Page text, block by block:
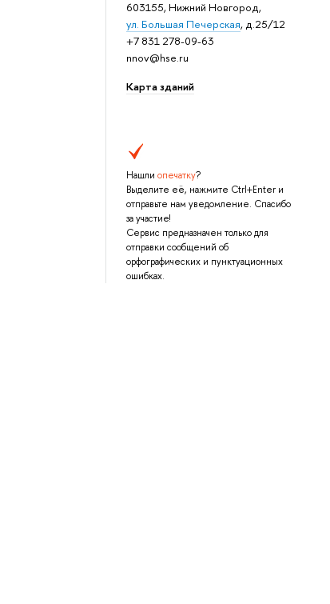
603155, Нижний Новгород,
ул. Большая Печерская, д.25/12
+7 831 278-09-63
nnov@hse.ru
Карта зданий
Нашли опечатку?
Выделите её, нажмите Ctrl+Enter и
отправьте нам уведомление. Спасибо
за участие!
Сервис предназначен только для
отправки сообщений об
орфографических и пунктуационных
ошибках.